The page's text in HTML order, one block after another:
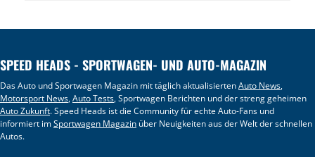
SPEED HEADS - SPORTWAGEN- UND AUTO-MAGAZIN
Das Auto und Sportwagen Magazin mit täglich aktualisiertenAuto News,
Motorsport News,Auto Tests, Sportwagen Berichten und der streng geheimen
Auto Zukunft. Speed Heads ist die Community für echte Auto-Fans und
informiert imSportwagen Magazin über Neuigkeiten aus der Welt der schnellen
Autos.